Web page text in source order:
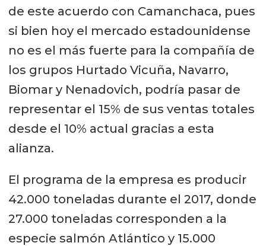
de este acuerdo con Camanchaca, pues
si bien hoy el mercado estadounidense
no es el más fuerte para la compañía de
los grupos Hurtado Vicuña, Navarro,
Biomar y Nenadovich, podría pasar de
representar el 15% de sus ventas totales
desde el 10% actual gracias a esta
alianza.
El programa de la empresa es producir
42.000 toneladas durante el 2017, donde
27.000 toneladas corresponden a la
especie salmón Atlántico y 15.000